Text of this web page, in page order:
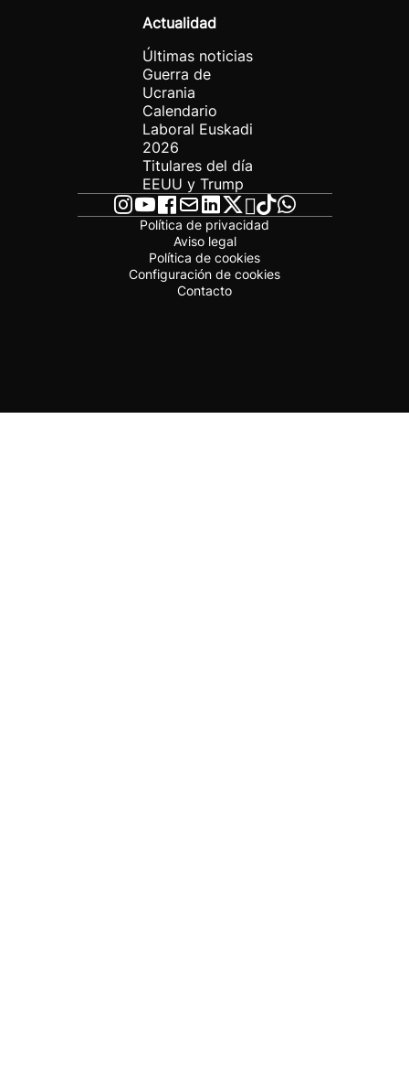
Actualidad
Últimas noticias
Guerra de
Ucrania
Calendario
Laboral Euskadi
2026
Titulares del día
EEUU y Trump
Política de privacidad
Aviso legal
Política de cookies
Configuración de cookies
Contacto